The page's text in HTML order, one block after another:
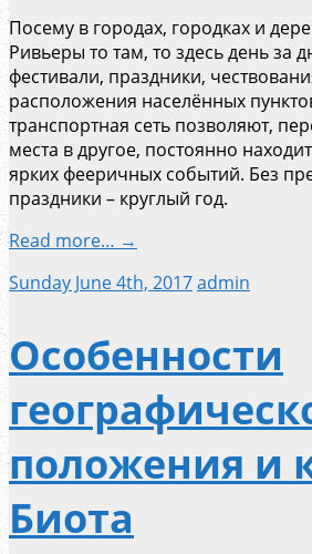
Посему в городах, городках и
Ривьеры то там, то здесь день за
фестивали, праздники,
расположения населённых
транспортная сеть позволяют,
места в другое, постоянно
ярких фееричных событий. Без
праздники – круглый год.
Read more… →
Sunday June 4th, 2017admin
Особенности
положения и
Биота